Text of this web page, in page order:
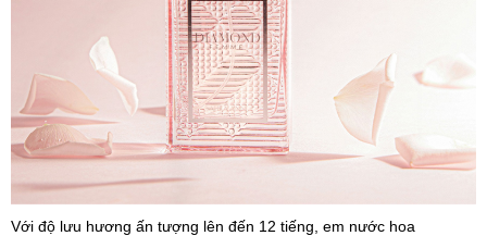
Với độ lưu hương ấn tượng lên đến 12 tiếng, em nước hoa